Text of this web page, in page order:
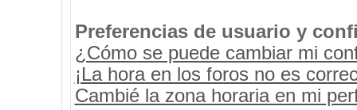
Preferencias de usuario y
¿Cómo se puede cambiar mi
¡La hora en los foros no es
Cambié la zona horaria en mi